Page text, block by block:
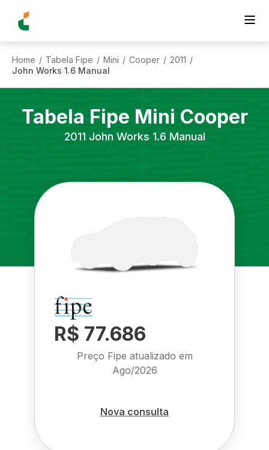
Home / Tabela Fipe / Mini / Cooper / 2011 /
John Works 1.6 Manual
Tabela Fipe Mini Cooper
2011 John Works 1.6 Manual
R$ 77.686
Preço Fipe atualizado em
Ago/2026
Nova consulta